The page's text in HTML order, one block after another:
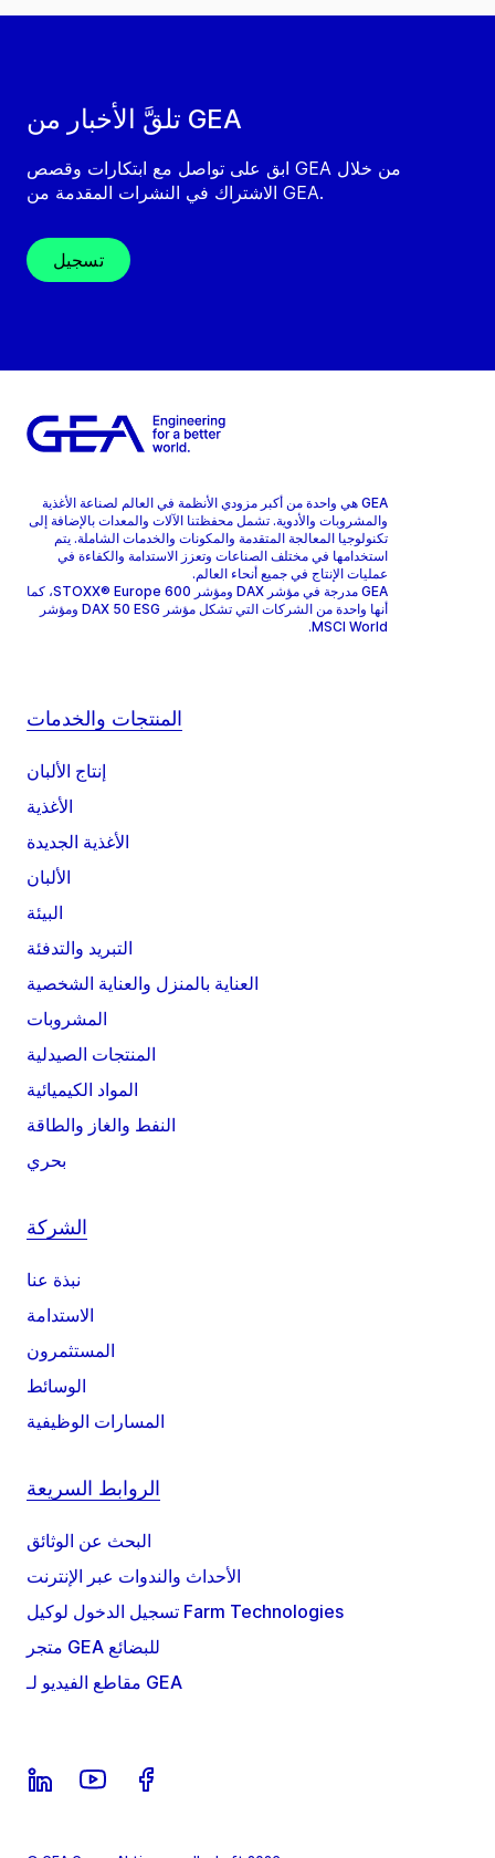
تلقَّ الأخبار من GEA
ابق على تواصل مع ابتكارات وقصص GEA من خلال
الاشتراك في النشرات المقدمة من GEA.
تسجيل
GEA هي واحدة من أكبر مزودي الأنظمة في العالم لصناعة الأغذية
والمشروبات والأدوية. تشمل محفظتنا الآلات والمعدات بالإضافة إلى
تكنولوجيا المعالجة المتقدمة والمكونات والخدمات الشاملة. يتم
استخدامها في مختلف الصناعات وتعزز الاستدامة والكفاءة في
عمليات الإنتاج في جميع أنحاء العالم.
GEA مدرجة في مؤشر DAX ومؤشر STOXX® Europe 600، كما
أنها واحدة من الشركات التي تشكل مؤشر DAX 50 ESG ومؤشر
MSCI World.
المنتجات والخدمات
إنتاج الألبان
الأغذية
الأغذية الجديدة
الألبان
البيئة
التبريد والتدفئة
العناية بالمنزل والعناية الشخصية
المشروبات
المنتجات الصيدلية
المواد الكيميائية
النفط والغاز والطاقة
بحري
الشركة
نبذة عنا
الاستدامة
المستثمرون
الوسائط
المسارات الوظيفية
الروابط السريعة
البحث عن الوثائق
الأحداث والندوات عبر الإنترنت
تسجيل الدخول لوكيل Farm Technologies
متجر GEA للبضائع
مقاطع الفيديو لـ GEA